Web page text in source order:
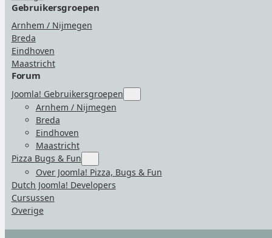
Gebruikersgroepen
Arnhem / Nijmegen
Breda
Eindhoven
Maastricht
Forum
Joomla! Gebruikersgroepen
for
Arnhem / Nijmegen
Breda
Eindhoven
Maastricht
Pizza Bugs & Fun
for
“Pizza
Bugs
Over Joomla! Pizza, Bugs & Fun
Dutch Joomla! Developers
Cursussen
Overige